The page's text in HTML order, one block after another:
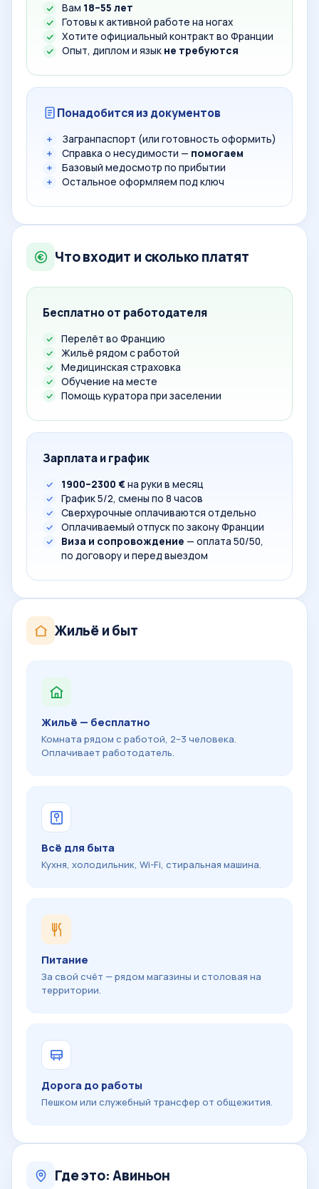
Вам 18–55 лет
Готовы к активной работе на ногах
Хотите официальный контракт во Франции
Опыт, диплом и язык не требуются
Понадобится из документов
Загранпаспорт (или готовность оформить)
Справка о несудимости — помогаем
Базовый медосмотр по прибытии
Остальное оформляем под ключ
Что входит и сколько платят
Бесплатно от работодателя
Перелёт во Францию
Жильё рядом с работой
Медицинская страховка
Обучение на месте
Помощь куратора при заселении
Зарплата и график
1900–2300 €на руки в месяц
График 5/2, смены по 8 часов
Сверхурочные оплачиваются отдельно
Оплачиваемый отпуск по закону Франции
Виза и сопровождение — оплата 50/50,
по договору и перед выездом
Жильё и быт
Жильё — бесплатно
Комната рядом с работой, 2–3 человека.
Оплачивает работодатель.
Всё для быта
Кухня, холодильник, Wi-Fi, стиральная машина.
Питание
За свой счёт — рядом магазины и столовая на
территории.
Дорога до работы
Пешком или служебный трансфер от общежития.
Где это: Авиньон